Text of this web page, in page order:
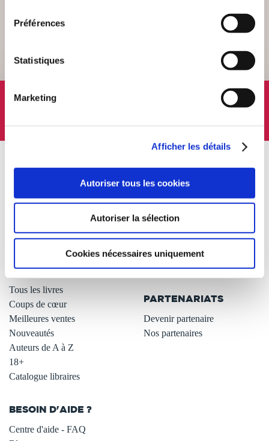
Préférences
Statistiques
Marketing
Afficher les détails
Autoriser tous les cookies
Autoriser la sélection
Cookies nécessaires uniquement
À PROPOS
L'auto-édition
Nos services aux auteurs
LIBRAIRIE
Tous les livres
Coups de cœur
Meilleures ventes
Nouveautés
Auteurs de A à Z
18+
Catalogue libraires
OFFRES
Remises quantités -42%
Avantages libraires -30%
Parrainage : partagez 5€
Programme de fidélité
.
PARTENARIATS
Devenir partenaire
Nos partenaires
BESOIN D'AIDE ?
Centre d'aide - FAQ